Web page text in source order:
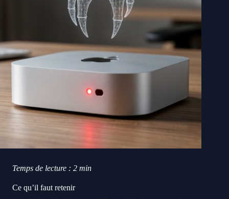
Temps de lecture : 2 min
Ce qu’il faut retenir